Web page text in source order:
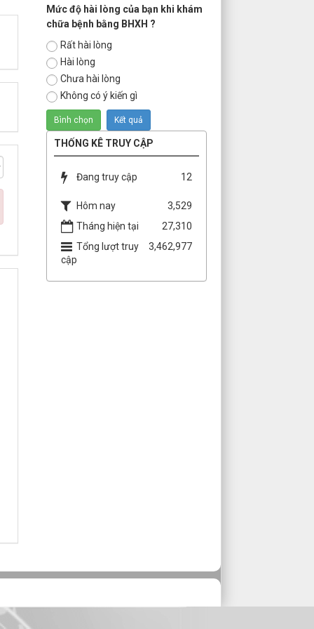
Mức độ hài lòng của bạn khi khám
chữa bệnh bằng BHXH ?
Rất hài lòng
Hài lòng
Chưa hài lòng
Không có ý kiến gì
THỐNG KÊ TRUY CẬP
Đang truy cập 12
Hôm nay
3,529
Tháng hiện tại
27,310
Tổng lượt truy
cập
3,462,977